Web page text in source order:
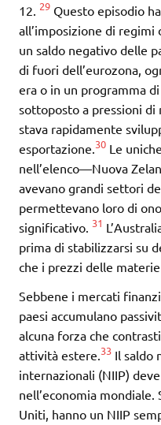
12. 29 Questo episodio
all’imposizione di regimi
un saldo negativo delle
di fuori dell’eurozona,
era o in un programma
sottoposto a pressioni
stava rapidamente
esportazione.30 Le
nell’elenco—Nuova
avevano grandi settori
permettevano loro di
significativo. 31
prima di stabilizzarsi su
che i prezzi delle
Sebbene i mercati
paesi accumulano
alcuna forza che
attività estere.33 Il saldo
internazionali (NIIP)
nell’economia mondiale.
Uniti, hanno un NIIP